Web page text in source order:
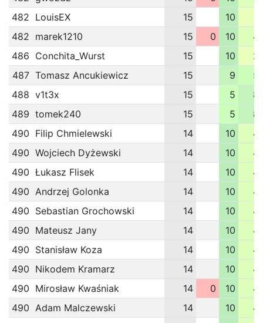
482 LouisEX 15 10
482 marek1210 15 0 10
4
486 Conchita_Wurst 15 10
2
487 Tomasz Ancukiewicz 15 9
5
488 v1t3x 15 5
8
489 tomek240 15 5
8
490 Filip Chmielewski 14 10
4
490 Wojciech Dyżewski 14 10
4
490 Łukasz Flisek 14 10
4
490 Andrzej Golonka 14 10
4
490 Sebastian Grochowski 14 10
4
490 Mateusz Jany 14 10
4
490 Stanisław Koza 14 10
4
490 Nikodem Kramarz 14 10
4
490 Mirosław Kwaśniak 14 0 10
4
490 Adam Malczewski 14 10
4